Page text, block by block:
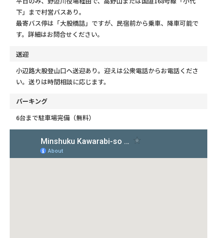
下」まで村営バスあり。
最寄バス停は「大股橋詰」ですが、民宿前から乗車、降車可能で
す。詳細はお問合せください。
送迎
小辺路大股登山口へ送迎あり。迎えは公衆電話からお電話くださ
い。送りは時間相談に応じます。
パーキング
6台まで駐車場完備（無料）